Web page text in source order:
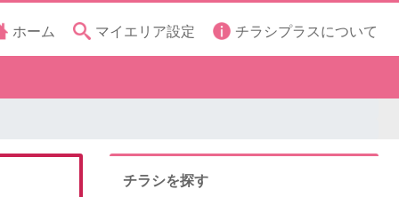
ホーム マイエリア設定 チラシプラスについて
チラシを探す